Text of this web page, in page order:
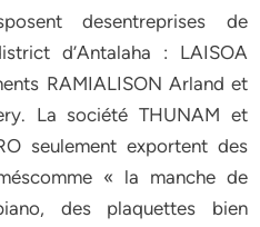
desentreprises de
d’Antalaha : LAISOA
RAMIALISON Arland et
La société THUNAM et
seulement exportent des
« la manche de
des plaquettes bien